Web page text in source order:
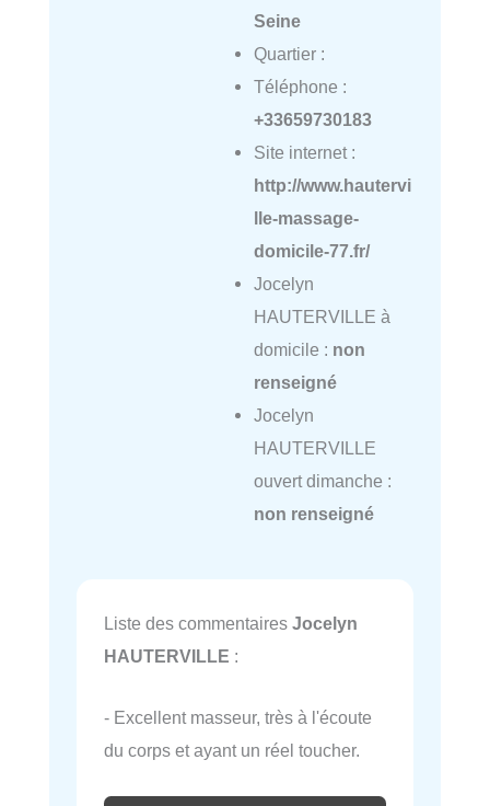
Seine
Quartier :
Téléphone :
+33659730183
Site internet :
http://www.hautervi
lle-massage-
domicile-77.fr/
Jocelyn
HAUTERVILLE à
domicile : non
renseigné
Jocelyn
HAUTERVILLE
ouvert dimanche :
non renseigné
Liste des commentaires Jocelyn
HAUTERVILLE :
- Excellent masseur, très à l'écoute
du corps et ayant un réel toucher.